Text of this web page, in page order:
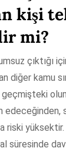
kişi
mi?
çıktığı
diğer kamu
edeceğinden,
riski
süresinde